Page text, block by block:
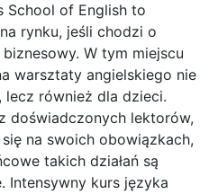
School of English to
rynku, jeśli chodzi o
W tym miejscu
warsztaty angielskiego nie
lecz również dla dzieci.
doświadczonych lektorów,
na swoich obowiązkach,
takich działań są
Intensywny kurs języka